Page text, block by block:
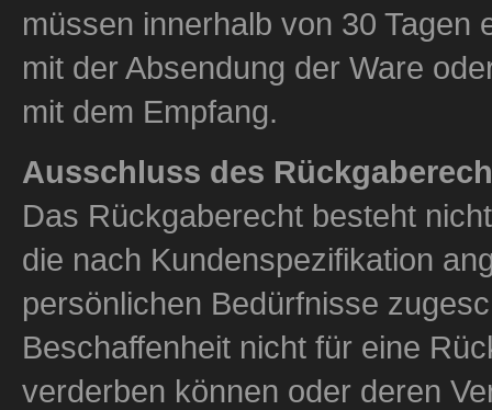
müssen innerhalb von 30 Tagen
mit der Absendung der Ware
mit dem Empfang.
Ausschluss des
Das Rückgaberecht besteht
die nach Kundenspezifikation
persönlichen Bedürfnisse
Beschaffenheit nicht für eine
verderben können oder deren